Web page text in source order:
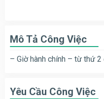
Mô Tả Công Việc
– Giờ hành chính – từ thứ
Yêu Cầu Công Việc